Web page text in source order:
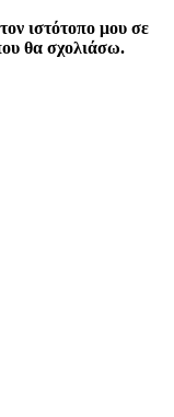
ιστότοπο μου σε
θα σχολιάσω.